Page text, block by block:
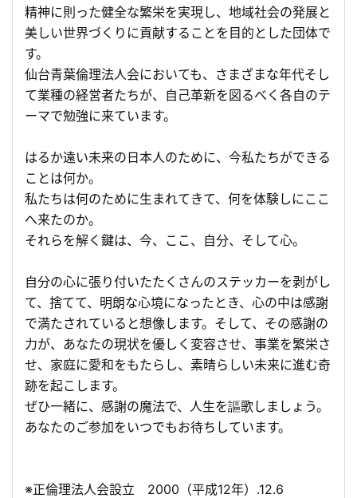
精神に則った健全な繁栄を実現し、地域社会の発展と
美しい世界づくりに貢献することを目的とした団体で
す。
仙台青葉倫理法人会においても、さまざまな年代そし
て業種の経営者たちが、自己革新を図るべく各自のテ
ーマで勉強に来ています。
はるか遠い未来の日本人のために、今私たちができる
ことは何か。
私たちは何のために生まれてきて、何を体験しにここ
へ来たのか。
それらを解く鍵は、今、ここ、自分、そして心。
自分の心に張り付いたたくさんのステッカーを剥がし
て、捨てて、明朗な心境になったとき、心の中は感謝
で満たされていると想像します。そして、その感謝の
力が、あなたの現状を優しく変容させ、事業を繁栄さ
せ、家庭に愛和をもたらし、素晴らしい未来に進む奇
跡を起こします。
ぜひ一緒に、感謝の魔法で、人生を謳歌しましょう。
あなたのご参加をいつでもお待ちしています。
※正倫理法人会設立 2000（平成12年）.12.6